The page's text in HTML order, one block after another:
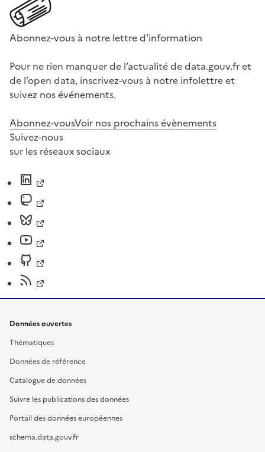
Abonnez-vous à notre lettre d'information
Pour ne rien manquer de l’actualité de data.gouv.fr et
de l’open data, inscrivez-vous à notre infolettre et
suivez nos événements.
Abonnez-vousVoir nos prochains évènements
Suivez-nous
sur les réseaux sociaux
Données ouvertes
Thématiques
Données de référence
Catalogue de données
Suivre les publications des données
Portail des données européennes
schema.data.gouv.fr